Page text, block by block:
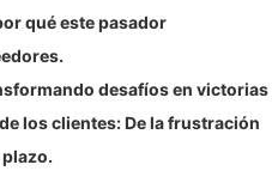
qué este pasador
desafíos en victorias
los clientes: De la frustración